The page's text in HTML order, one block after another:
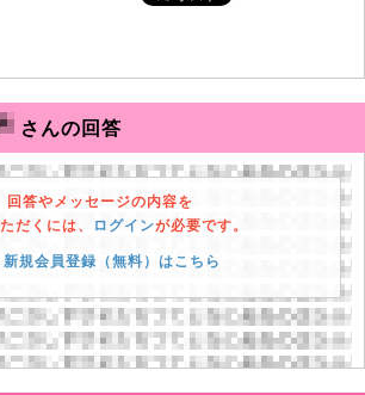
さんの回答
回答やメッセージの内容を
だくには、
ログインが必要です。
規会員登録（無料）はこちら